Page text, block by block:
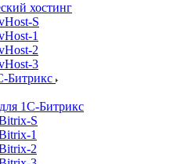
хостинг
S
1
2
3
Битрикс
1С-Битрикс
S
1
2